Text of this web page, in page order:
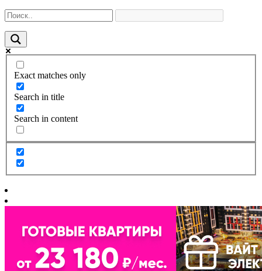
Exact matches only
Search in title
Search in content